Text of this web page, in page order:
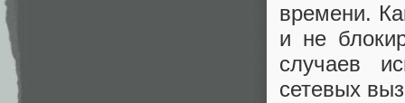
времени.
и не
случаев
сетевых